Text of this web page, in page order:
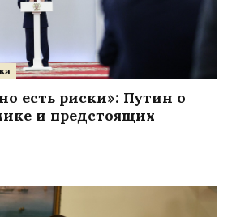
есть риски»: Путин о
и предстоящих